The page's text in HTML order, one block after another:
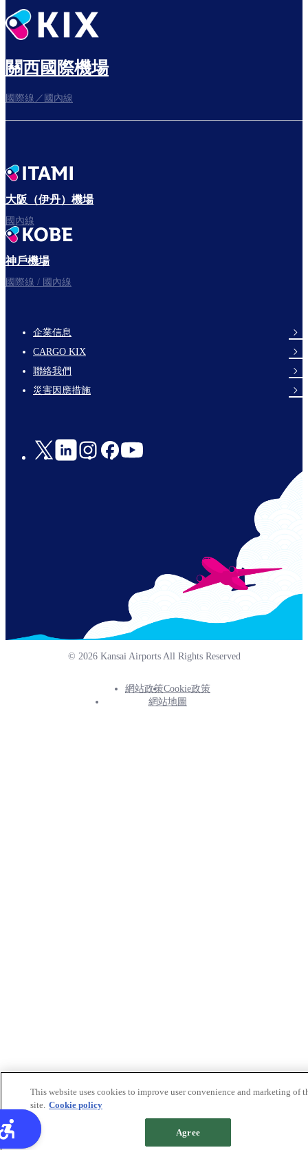
關西國際機場
國際線／國內線
大阪（伊丹）機場
國內線
神戶機場
國際線 / 國內線
footer-
links-
en-
企業信息
CARGO KIX
聯絡我們
災害因應措施
Social
© 2026 Kansai Airports All Rights Reserved
Footer
網站政策Cookie政策
網站地圖
This website uses cookies to improve user convenience and marketing of
site. Cookie policy
Agree